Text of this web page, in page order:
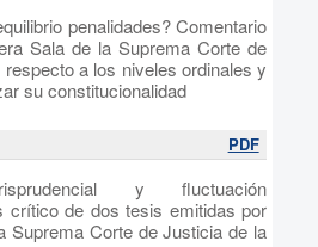
penalidades? Comentario
Sala de la Suprema Corte de
a los niveles ordinales y
su constitucionalidad
PDF
y fluctuación
crítico de dos tesis emitidas por
Suprema Corte de Justicia de la